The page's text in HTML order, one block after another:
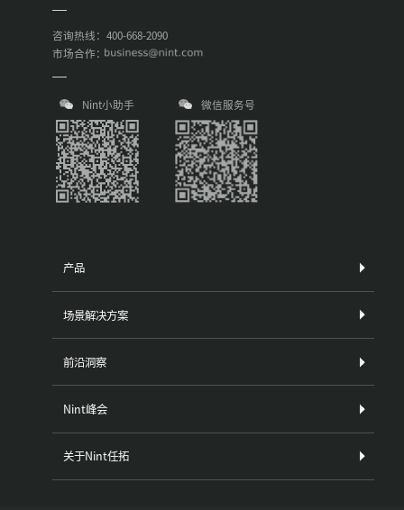
咨询热线：400-668-2090
市场合作：
Nint小助手 微信服务号
产品
场景解决方案
前沿洞察
Nint峰会
关于Nint任拓